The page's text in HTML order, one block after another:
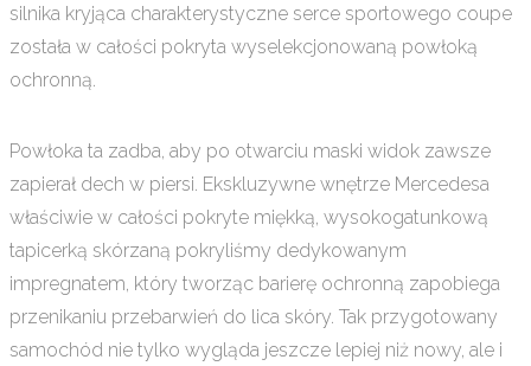
silnika kryjąca charakterystyczne serce sportowego coupe
została w całości pokryta wyselekcjonowaną powłoką
ochronną.
Powłoka ta zadba, aby po otwarciu maski widok zawsze
zapierał dech w piersi. Ekskluzywne wnętrze Mercedesa
właściwie w całości pokryte miękką, wysokogatunkową
tapicerką skórzaną pokryliśmy dedykowanym
impregnatem, który tworząc barierę ochronną zapobiega
przenikaniu przebarwień do lica skóry. Tak przygotowany
samochód nie tylko wygląda jeszcze lepiej niż nowy, ale i